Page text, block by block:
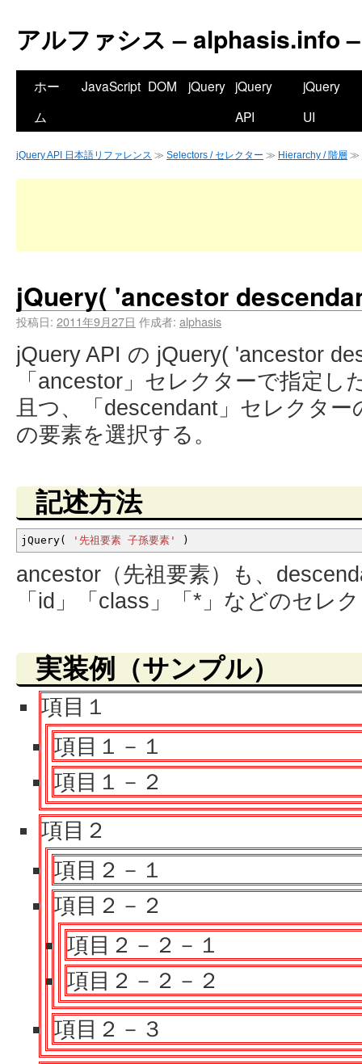
アルファシス – alphasis.info –
ホー
ム
JavaScript DOM jQuery jQuery
API
jQuery
UI
jQuery API 日本語リファレンス ≫ Selectors / セレクター ≫ Hierarchy / 階層 ≫
jQuery( 'ancestor
投稿日: 2011年9月27日 作成者: alphasis
jQuery API の jQuery( 'ancestor
「ancestor」セレクターで指定し
且つ、「descendant」セレクタ
の要素を選択する。
記述方法
jQuery( '先祖要素 子孫要素' )
ancestor（先祖要素）も、
「id」「class」「*」などのセレ
実装例（サンプル）
項目１
項目１－１
項目１－２
項目２
項目２－１
項目２－２
項目２－２－１
項目２－２－２
項目２－３